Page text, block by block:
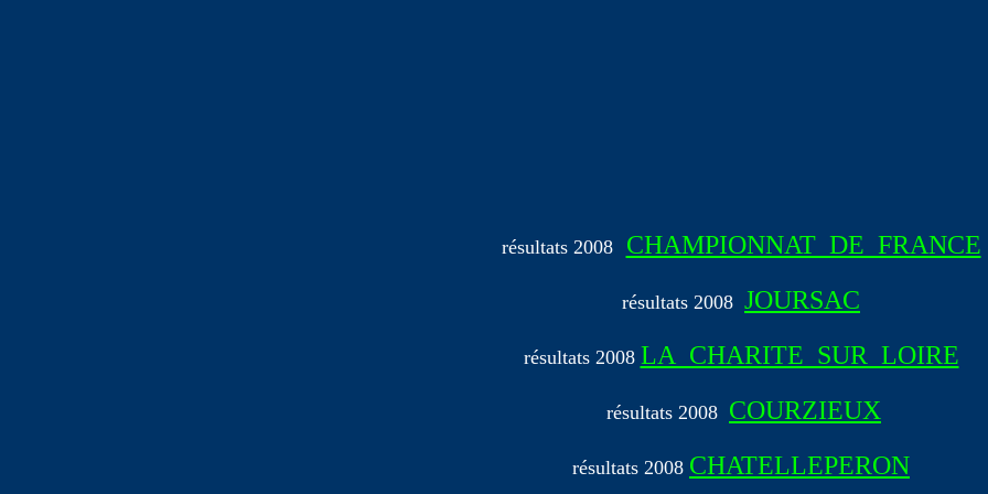
résultats 2008 CHAMPIONNAT_DE_FRANCE
résultats 2008 JOURSAC
résultats2008 LA_CHARITE_SUR_LOIRE
résultats 2008 COURZIEUX
résultats 2008 CHATELLEPERON